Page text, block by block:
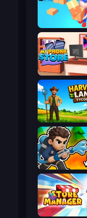
My Phone Store
Harvest Land
Water vs Fire
Store Manager